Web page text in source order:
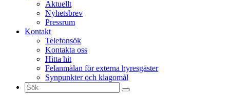
Aktuellt
Nyhetsbrev
Pressrum
Kontakt
Telefonsök
Kontakta oss
Hitta hit
Felanmälan för externa hyresgäster
Synpunkter och klagomål
Sök
efter: